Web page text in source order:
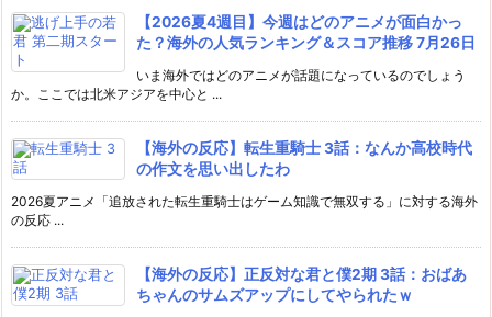
【2026夏4週目】今週はどのアニメが面白かっ
た？海外の人気ランキング＆スコア推移 7月26日
いま海外ではどのアニメが話題になっているのでしょう
か。ここでは北米アジアを中心と ...
【海外の反応】転生重騎士 3話：なんか高校時代
の作文を思い出したわ
2026夏アニメ「追放された転生重騎士はゲーム知識で無双する」に対する海外
の反応 ...
【海外の反応】正反対な君と僕2期 3話：おばあ
ちゃんのサムズアップにしてやられたｗ